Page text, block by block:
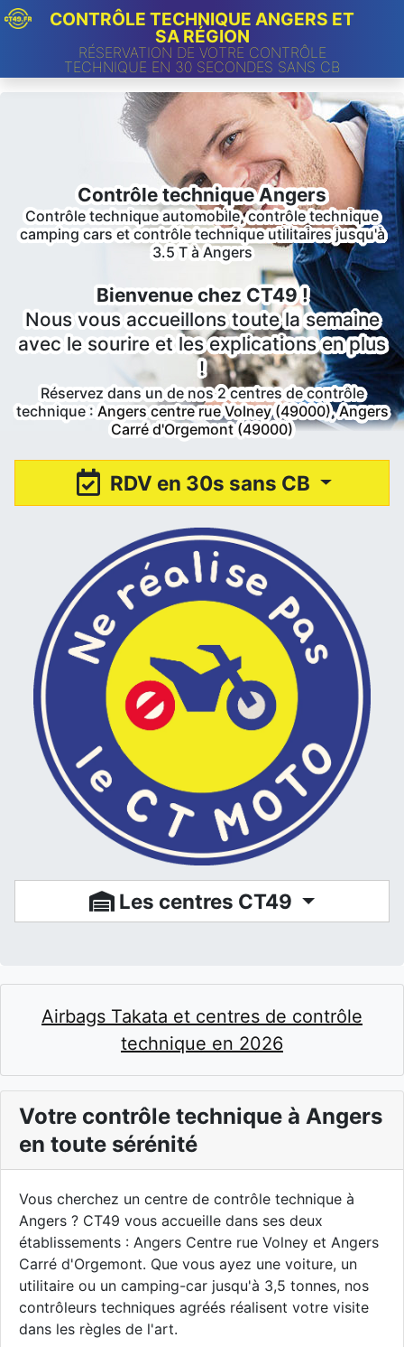
CONTRÔLE TECHNIQUE ANGERS ET
SA RÉGION
RÉSERVATION DE VOTRE CONTRÔLE
TECHNIQUE EN 30 SECONDES SANS CB
Contrôle technique Angers
Contrôle technique automobile, contrôle technique
camping cars et contrôle technique utilitaires jusqu'à
3.5 T à Angers
Bienvenue chez CT49 !
Nous vous accueillons toute la semaine
avec le sourire et les explications en plus
!
Réservez dans un de nos 2 centres de contrôle
technique : Angers centre rue Volney (49000),Angers
Carré d'Orgemont (49000)
RDV en 30s sans CB
Les centres CT49
Airbags Takata et centres de contrôle
technique en 2026
Votre contrôle technique à Angers
en toute sérénité
Vous cherchez un centre de contrôle technique à
Angers ? CT49 vous accueille dans ses deux
établissements : Angers Centre rue Volney et Angers
Carré d'Orgemont. Que vous ayez une voiture, un
utilitaire ou un camping-car jusqu'à 3,5 tonnes, nos
contrôleurs techniques agréés réalisent votre visite
dans les règles de l'art.